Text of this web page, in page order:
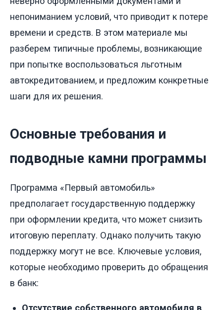
непониманием условий, что приводит к потере
времени и средств. В этом материале мы
разберем типичные проблемы, возникающие
при попытке воспользоваться льготным
автокредитованием, и предложим конкретные
шаги для их решения.
Основные требования и
подводные камни программы
Программа «Первый автомобиль»
предполагает государственную поддержку
при оформлении кредита, что может снизить
итоговую переплату. Однако получить такую
поддержку могут не все. Ключевые условия,
которые необходимо проверить до обращения
в банк: